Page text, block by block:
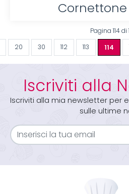
Pagina 114 di
20 30 112 113 114
Iscriviti alla
Iscriviti alla mia newsletter per
sulle ultime